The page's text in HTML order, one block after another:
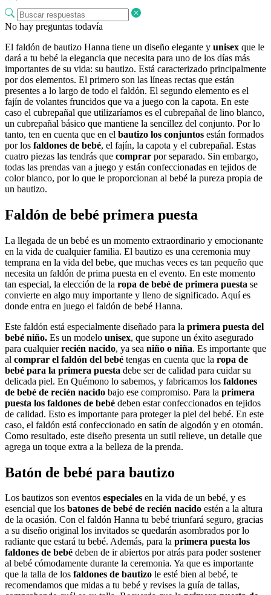
No hay preguntas todavía
El faldón de bautizo Hanna tiene un diseño elegante y unisex que le
dará a tu bebé la elegancia que necesita para uno de los días más
importantes de su vida: su bautizo. Está caracterizado principalmente
por dos elementos. El primero son las líneas rectas que están
presentes a lo largo de todo el faldón. El segundo elemento es el
fajín de volantes fruncidos que va a juego con la capota. En este
caso el cubrepañal que utilizaríamos es el cubrepañal de lino blanco,
un cubrepañal básico que mantiene la sencillez del conjunto. Por lo
tanto, ten en cuenta que en el bautizo los conjuntos están formados
por los faldones de bebé, el fajín, la capota y el cubrepañal. Estas
cuatro piezas las tendrás que comprar por separado. Sin embargo,
todas las prendas van a juego y están confeccionadas en tejidos de
color blanco, por lo que le proporcionan al bebé la pureza propia de
un bautizo.
Faldón de bebé primera puesta
La llegada de un bebé es un momento extraordinario y emocionante
en la vida de cualquier familia. El bautizo es una ceremonia muy
temprana en la vida del bebe, que muchas veces es tan pequeño que
necesita un faldón de prima puesta en el evento. En este momento
tan especial, la elección de la ropa de bebé de primera puesta se
convierte en algo muy importante y lleno de significado. Aquí es
donde entra en juego el faldón de bebé Hanna.
Este faldón está especialmente diseñado para la primera puesta del
bebé niño. Es un modelo unisex, que supone un éxito asegurado
para cualquierrecién nacido, ya sea niño o niña. Es importante que
al comprar el faldón del bebé tengas en cuenta que la ropa de
bebé para la primera puesta debe ser de calidad para cuidar su
delicada piel. En Quémono lo sabemos, y fabricamos los faldones
de bebé de recién nacido bajo ese compromiso. Para la primera
puesta los faldones de bebé deben estar confeccionados en tejidos
de calidad. Esto es importante para proteger la piel del bebé. En este
caso, el faldón está confeccionado en satín de algodón y en otomán.
Como resultado, este diseño presenta un sutil relieve, un detalle que
agrega un toque extra a la belleza de la prenda.
Batón de bebé para bautizo
Los bautizos son eventos especiales en la vida de un bebé, y es
esencial que los batones de bebé de recién nacido estén a la altura
de la ocasión. Con el faldón Hanna tu bebé triunfará seguro, gracias
a su diseño original los invitados se quedarán asombrados por lo
radiante que estará tu bebé. Además, para la primera puesta los
faldones de bebé deben de ir abiertos por atrás para poder sostener
al bebé cómodamente durante la ceremonia. Ya que es importante
que la talla de los faldones de bautizo le esté bien al bebé, te
recomendamos que midas a tu bebé y revises la guía de tallas,